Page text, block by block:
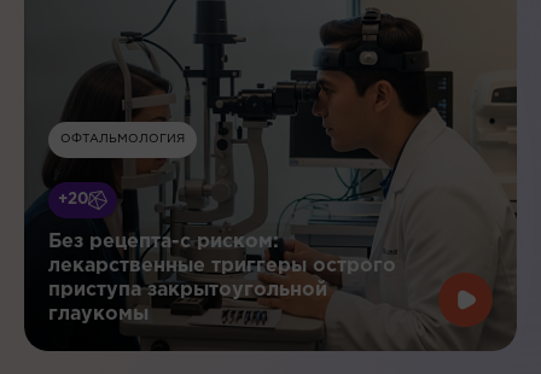
ОФТАЛЬМОЛОГИЯ
+20
Без рецепта-с риском:
лекарственные триггеры острого
приступа закрытоугольной
глаукомы